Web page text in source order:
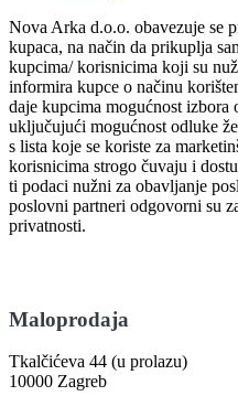
Nova Arka d.o.o. obavezuje se
kupaca, na način da prikuplja
kupcima/ korisnicima koji su
informira kupce o načinu
daje kupcima mogućnost
uključujući mogućnost odluke
s lista koje se koriste za
korisnicima strogo čuvaju i
ti podaci nužni za obavljanje
poslovni partneri odgovorni su
privatnosti.
Maloprodaja
Tkalčićeva 44 (u prolazu)
10000 Zagreb